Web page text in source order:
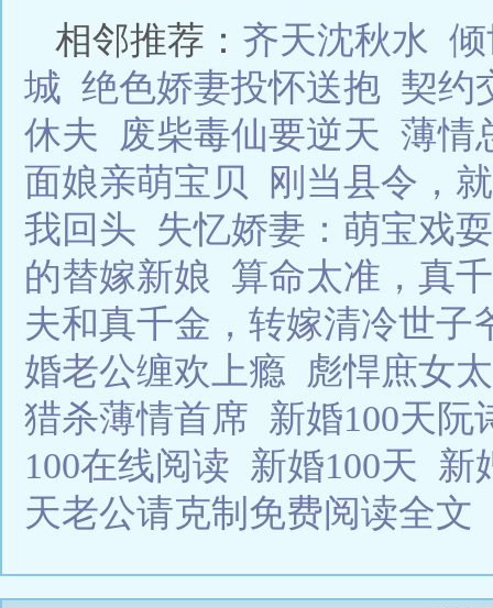
相邻推荐： 齐天沈秋水
城 绝色娇妻投怀送抱 契约
休夫
废柴毒仙要逆天 薄情
面娘亲萌宝贝
刚当县令，
我回头 失忆娇妻：萌宝戏
的替嫁新娘 算命太准，真
夫和真千金，转嫁清冷世子
婚老公缠欢上瘾 彪悍庶女
猎杀薄情首席 新婚100天
100在线阅读 新婚100天 新
天老公请克制免费阅读全文